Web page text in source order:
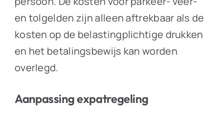
en tolgelden zijn alleen aftrekbaar als de
kosten op de belastingplichtige drukken
en het betalingsbewijs kan worden
overlegd.
Aanpassing expatregeling